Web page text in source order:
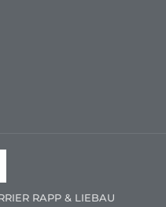
RAPP & LIEBAU